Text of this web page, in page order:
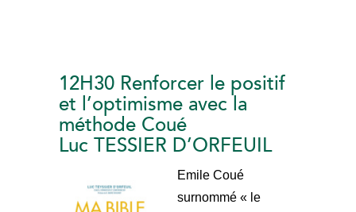
12H30 Renforcer le positif
et l’optimisme avec la
méthode Coué
Luc TESSIER D’ORFEUIL
Emile Coué
surnommé « le